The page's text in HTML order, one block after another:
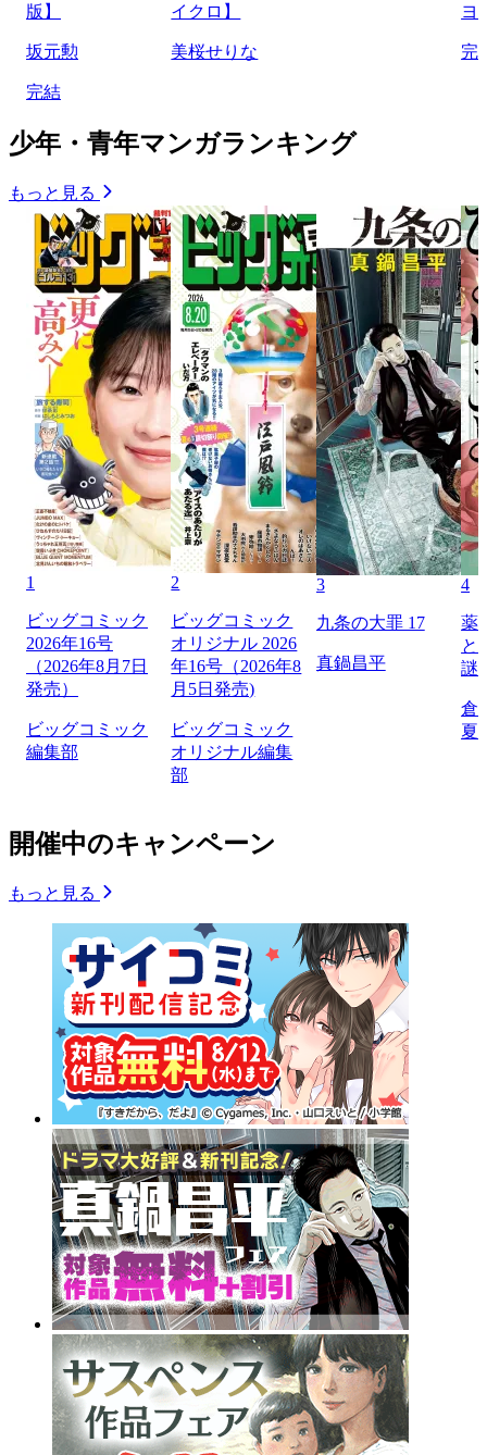
版】
坂元勲
完結
イクロ】
美桜せりな
ヨ
完
少年・青年マンガランキング
もっと見る
1
ビッグコミック
2026年16号
（2026年8月7日
発売）
ビッグコミック
編集部
2
ビッグコミック
オリジナル 2026
年16号（2026年8
月5日発売)
ビッグコミック
オリジナル編集
部
3
九条の大罪 17
真鍋昌平
4
薬
と
謎
倉
夏
開催中のキャンペーン
もっと見る